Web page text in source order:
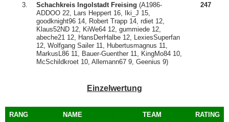
3. Schachkreis Ingolstadt Freising (A1986-
ADDOO 22, Lars Heppert 16, Iki_J 15,
goodknight96 14, Robert Trapp 14, rdiet 12,
Klaus52ND 12, KiWe64 12, gummiede 12,
abeche21 12, HansDerHalbe 12, LexiesSuperfan
12, Wolfgang Sailer 11, Hubertusmagnus 11,
MarkusL86 11, Bauer-Guenther 11, KingMo84 10,
McSchildkroet 10, Allemann67 9, Geenius 9)
247
Einzelwertung
RANG NAME TEAM
RATING